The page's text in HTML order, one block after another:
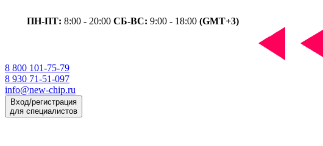
ПН-ПТ: 8:00 - 20:00 СБ-ВС: 9:00 - 18:00 (GMT+3)
8 800 101-75-79
8 930 71-51-097
info@new-chip.ru
Вход/регистрация
для специалистов